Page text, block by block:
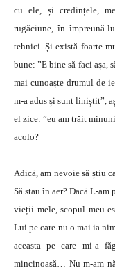
cu ele, și credințele,
rugăciune, în împreună-
tehnici. Și există foarte
bune: ”E bine să faci așa,
mai cunoaște drumul de
m-a adus și sunt liniștit”,
el zice: ”eu am trăit
acolo?
Adică, am nevoie să știu
Să stau în aer? Dacă L-
vieții mele, scopul meu
Lui pe care nu o mai ia
aceasta pe care mi-a
mincinoasă… Nu m-am